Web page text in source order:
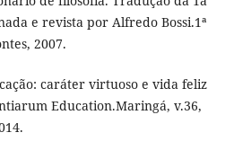
e revista por Alfredo Bossi.1ª
2007.
caráter virtuoso e vida feliz
Education.Maringá, v.36,